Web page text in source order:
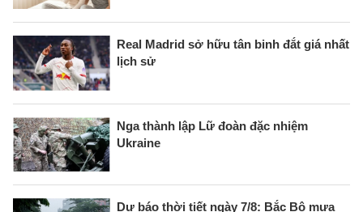
Real Madrid sở hữu tân binh đắt giá nhất
lịch sử
Nga thành lập Lữ đoàn đặc nhiệm
Ukraine
Dự báo thời tiết ngày 7/8: Bắc Bộ mưa